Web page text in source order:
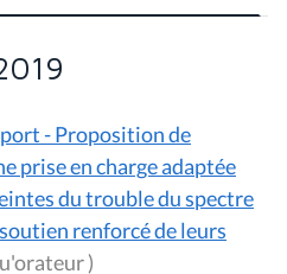
- Proposition de
prise en charge adaptée
du trouble du spectre
renforcé de leurs
(en tant qu'orateur )